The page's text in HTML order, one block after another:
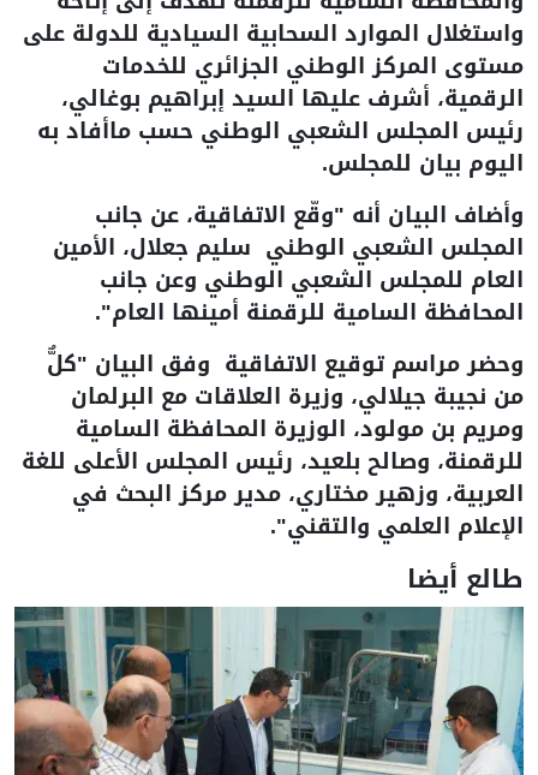
واستغلال الموارد السحابية السيادية للدولة على
مستوى المركز الوطني الجزائري للخدمات
الرقمية، أشرف عليها السيد إبراهيم بوغالي،
رئيس المجلس الشعبي الوطني حسب ماأفاد به
اليوم بيان للمجلس.
وأضاف البيان أنه "وقّع الاتفاقية، عن جانب
المجلس الشعبي الوطني سليم جعلال، الأمين
العام للمجلس الشعبي الوطني وعن جانب
المحافظة السامية للرقمنة أمينها العام".
وحضر مراسم توقيع الاتفاقية وفق البيان "كلٌّ
من نجيبة جيلالي، وزيرة العلاقات مع البرلمان
ومريم بن مولود، الوزيرة المحافظة السامية
للرقمنة، وصالح بلعيد، رئيس المجلس الأعلى للغة
العربية، وزهير مختاري، مدير مركز البحث في
الإعلام العلمي والتقني".
طالع أيضا